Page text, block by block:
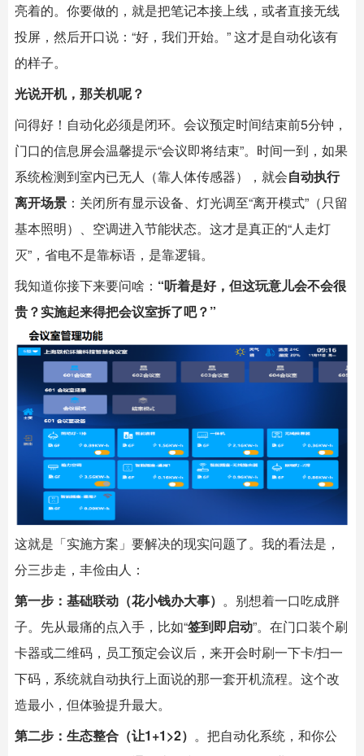
亮着的。你要做的，就是把笔记本接上线，或者直接无线
投屏，然后开口说：“好，我们开始。” 这才是自动化该有
的样子。
光说开机，那关机呢？
问得好！自动化必须是闭环。会议预定时间结束前5分钟，
门口的信息屏会温馨提示“会议即将结束”。时间一到，如果
系统检测到室内已无人（靠人体传感器），就会自动执行
离开场景 ：关闭所有显示设备、灯光调至“离开模式”（只留
基本照明）、空调进入节能状态。这才是真正的“人走灯
灭”，省电不是靠标语，是靠逻辑。
我知道你接下来要问啥： “听着是好，但这玩意儿会不会很
贵？实施起来得把会议室拆了吧？”
这就是「实施方案」要解决的现实问题了。我的看法是，
分三步走，丰俭由人：
第一步：基础联动（花小钱办大事） 。别想着一口吃成胖
子。先从最痛的点入手，比如“签到即启动”。在门口装个刷
卡器或二维码，员工预定会议后，来开会时刷一下卡/扫一
下码，系统就自动执行上面说的那一套开机流程。这个改
造最小，但体验提升最大。
第二步：生态整合（让1+1>2） 。把自动化系统，和你公